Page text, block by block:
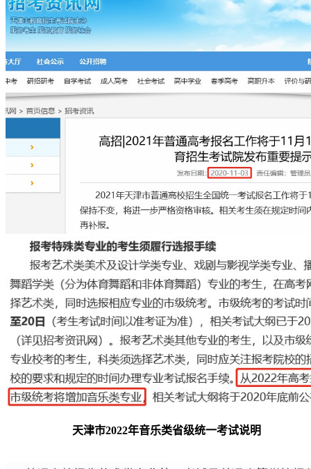
天津市2022年音乐类省级统一考试说明